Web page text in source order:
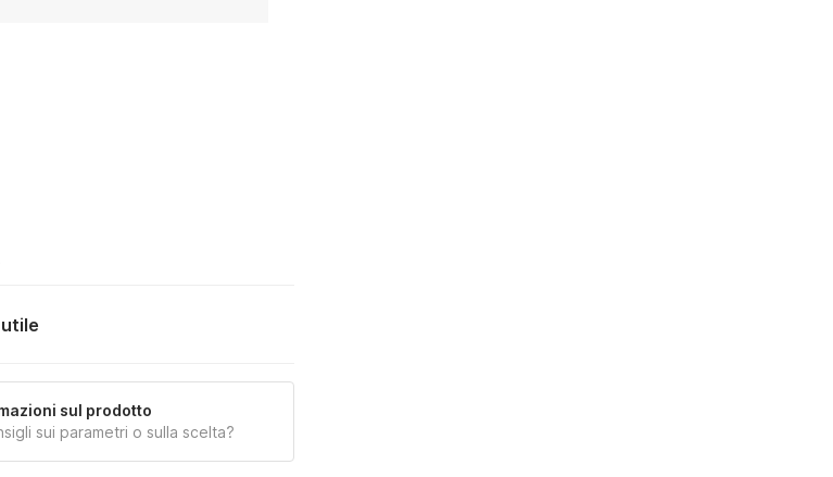
sul prodotto
sui parametri o sulla scelta?